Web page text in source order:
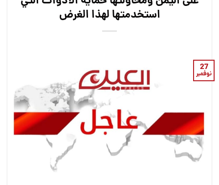
استخدمتها لهذا الغرض
27
نوفمبر